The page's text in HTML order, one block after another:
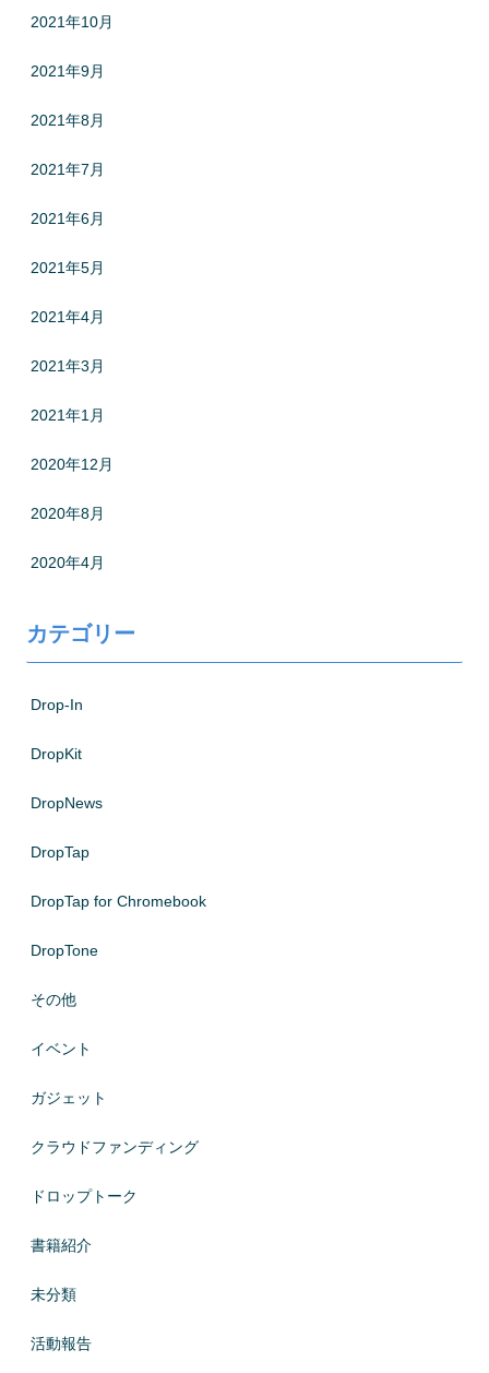
2021年10月
2021年9月
2021年8月
2021年7月
2021年6月
2021年5月
2021年4月
2021年3月
2021年1月
2020年12月
2020年8月
2020年4月
カテゴリー
Drop-In
DropKit
DropNews
DropTap
DropTap for Chromebook
DropTone
その他
イベント
ガジェット
クラウドファンディング
ドロップトーク
書籍紹介
未分類
活動報告